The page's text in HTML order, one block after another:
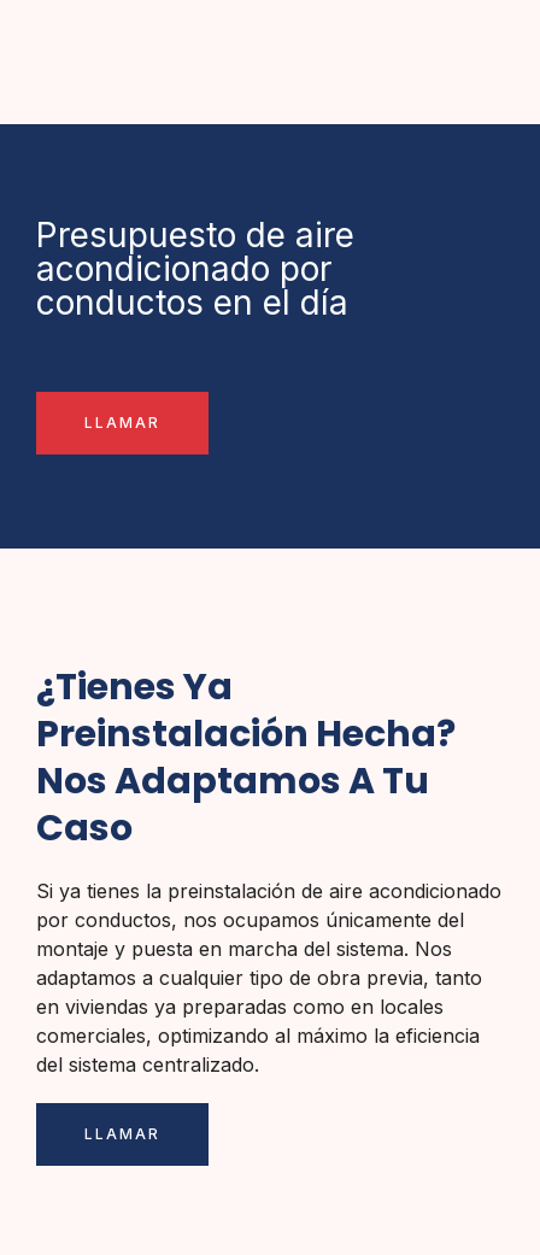
Presupuesto de aire
acondicionado por
conductos en el día
LLAMAR
¿Tienes Ya
Preinstalación Hecha?
Nos Adaptamos A Tu
Caso
Si ya tienes la preinstalación de aire acondicionado
por conductos, nos ocupamos únicamente del
montaje y puesta en marcha del sistema. Nos
adaptamos a cualquier tipo de obra previa, tanto
en viviendas ya preparadas como en locales
comerciales, optimizando al máximo la eficiencia
del sistema centralizado.
LLAMAR